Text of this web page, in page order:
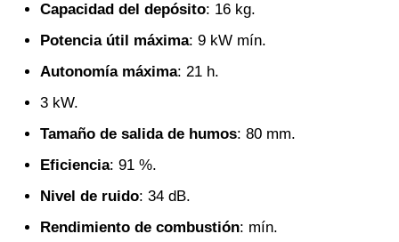
Capacidad del depósito: 16 kg.
Potencia útil máxima: 9 kW mín.
Autonomía máxima: 21 h.
3 kW.
Tamaño de salida de humos: 80 mm.
Eficiencia: 91 %.
Nivel de ruido: 34 dB.
Rendimiento de combustión: mín.